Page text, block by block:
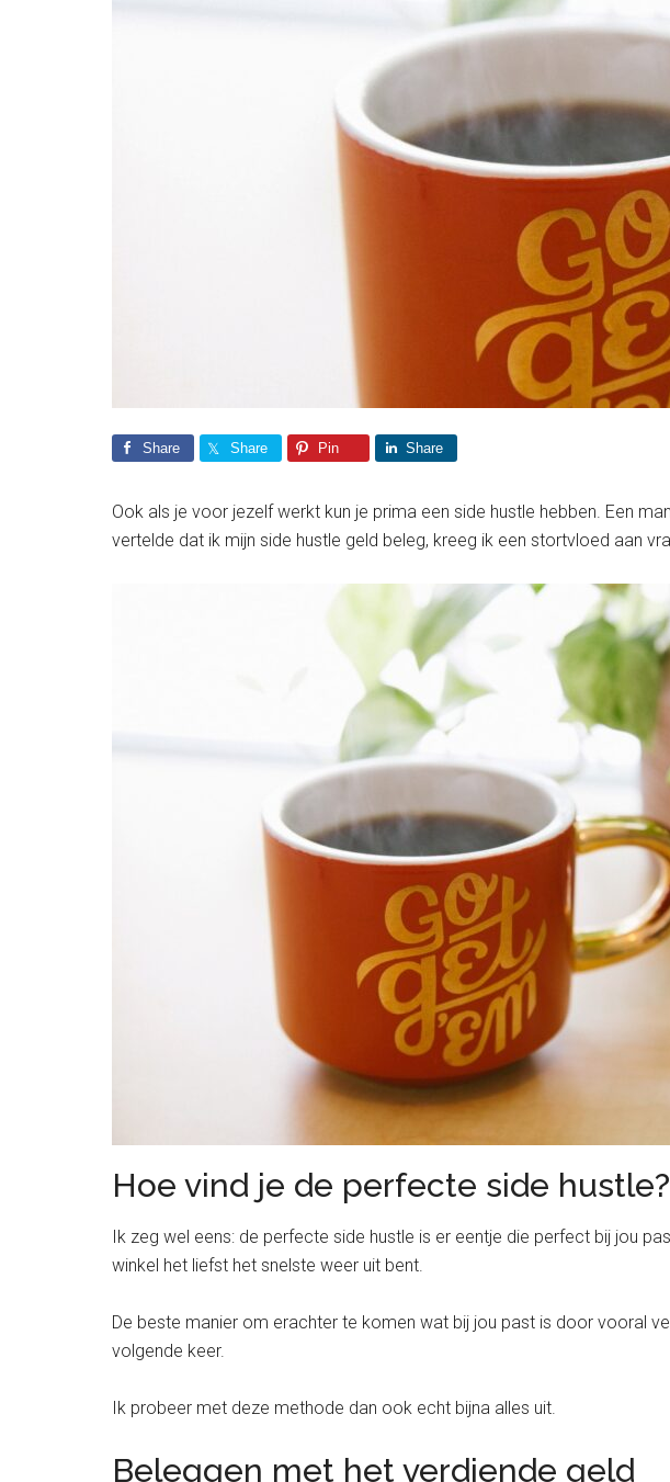
Share Share Pin Share
Ook als je voor jezelf werkt kun je prima een side hustle hebben. Een
vertelde dat ik mijn side hustle geld beleg, kreeg ik een stortvloed aan
Hoe vind je de perfecte side hustle?
Ik zeg wel eens: de perfecte side hustle is er eentje die perfect bij jou
winkel het liefst het snelste weer uit bent.
De beste manier om erachter te komen wat bij jou past is door vooral
volgende keer.
Ik probeer met deze methode dan ook echt bijna alles uit.
Beleggen met het verdiende geld